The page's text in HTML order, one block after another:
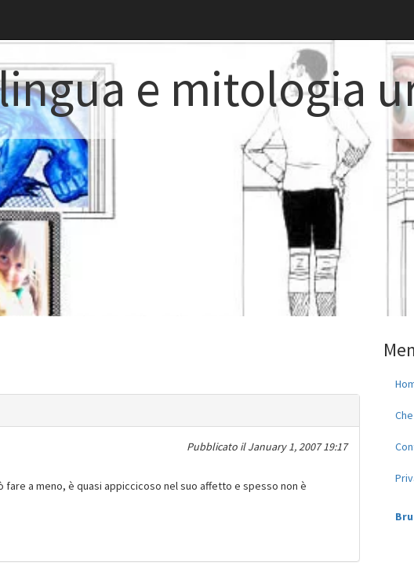
e mitologia
Pubblicato ilJanuary 1, 2007 19:17
a meno, è quasi appiccicoso nel suo affetto e spesso non è